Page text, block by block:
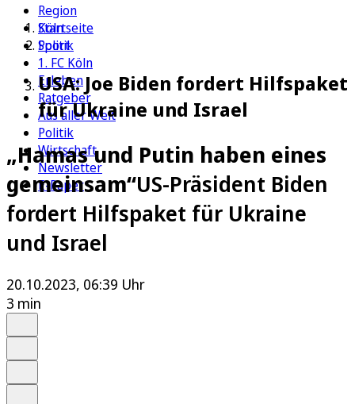
Region
Köln
Sport
1. FC Köln
Erleben
Ratgeber
Aus aller Welt
Politik
Wirtschaft
Newsletter
E-Paper
Startseite
Politik
USA: Joe Biden fordert Hilfspaket
für Ukraine und Israel
„Hamas und Putin haben eines
gemeinsam“US-Präsident Biden
fordert Hilfspaket für Ukraine
und Israel
20.10.2023, 06:39 Uhr
3 min